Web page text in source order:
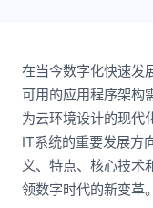
在当今数字化快速发
可用的应用程序架构
为云环境设计的现代
IT系统的重要发展方
义、特点、核心技术
领数字时代的新变革。